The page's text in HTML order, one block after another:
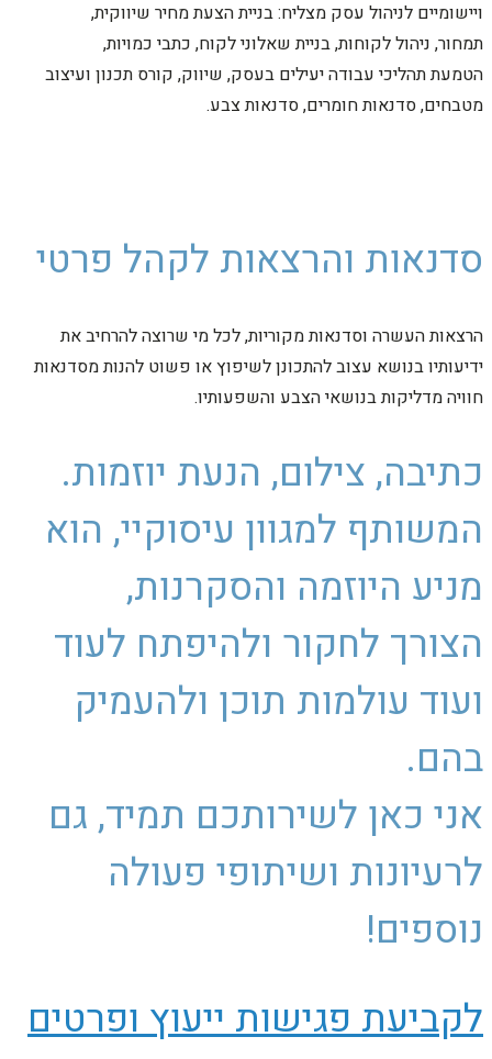
ויישומיים לניהול עסק מצליח: בניית הצעת מחיר שיווקית,
תמחור, ניהול לקוחות, בניית שאלוני לקוח, כתבי כמויות,
הטמעת תהליכי עבודה יעילים בעסק, שיווק, קורס תכנון ועיצוב
מטבחים, סדנאות חומרים, סדנאות צבע.
סדנאות והרצאות לקהל פרטי
הרצאות העשרה וסדנאות מקוריות, לכל מי שרוצה להרחיב את
ידיעותיו בנושא עצוב להתכונן לשיפוץ או פשוט להנות מסדנאות
חוויה מדליקות בנושאי הצבע והשפעותיו.
כתיבה, צילום, הנעת יוזמות.
המשותף למגוון עיסוקיי, הוא
מניע היוזמה והסקרנות,
הצורך לחקור ולהיפתח לעוד
ועוד עולמות תוכן ולהעמיק
בהם.
אני כאן לשירותכם תמיד, גם
לרעיונות ושיתופי פעולה
נוספים!
לקביעת פגישות ייעוץ ופרטים